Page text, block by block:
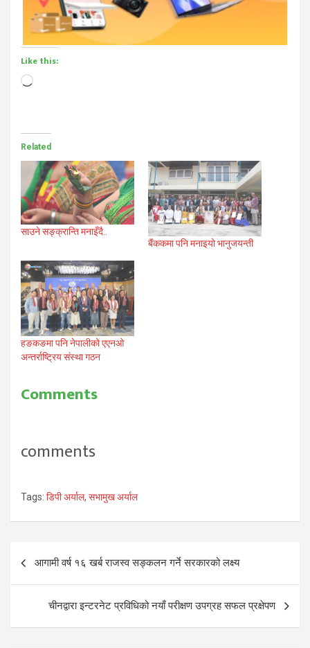
Like this:
Loading…
Related
साउने सङ्क्रान्ति मनाइँदै..
बैंककमा पनि मनाइयो भानुजयन्ती
हङकङमा पनि नेपालीको एएनओ
अन्तर्राष्ट्रिय संस्था गठन
Comments
comments
Tags: डिपी अर्याल, सभामुख अर्याल
Post
navigation
आगामी वर्ष १६ खर्ब राजस्व सङ्कलन गर्ने सरकारको लक्ष्य
चीनद्वारा इन्टरनेट प्रविधिको नयाँ परीक्षण उपग्रह सफल प्रक्षेपण